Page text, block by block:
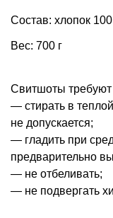
Состав: хлопок
Вес: 700 г
Свитшоты требуют
— стирать в
не допускается;
— гладить при
предварительно
— не отбеливать;
— не подвергать